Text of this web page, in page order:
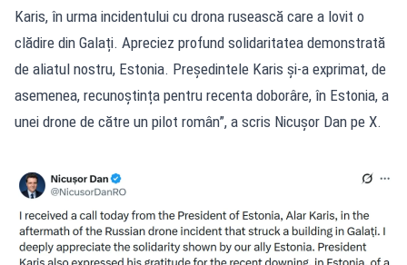
Karis, în urma incidentului cu drona rusească care a lovit o
clădire din Galați. Apreciez profund solidaritatea demonstrată
de aliatul nostru, Estonia. Președintele Karis și-a exprimat, de
asemenea, recunoștința pentru recenta doborâre, în Estonia, a
unei drone de către un pilot român”, a scris Nicușor Dan pe X.